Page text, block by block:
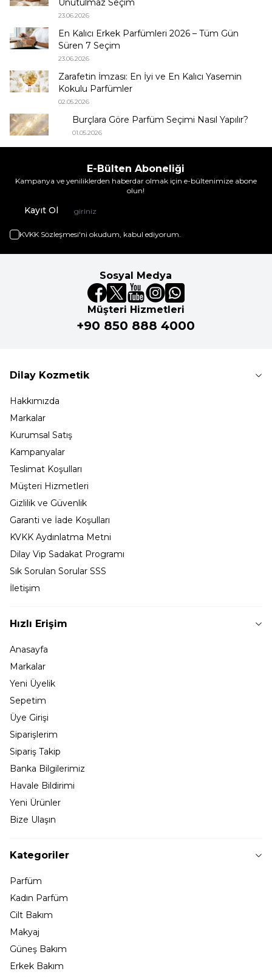
Unutulmaz Seçim
23.06.2026
En Kalıcı Erkek Parfümleri 2026 – Tüm Gün
Süren 7 Seçim
23.06.2026
Zarafetin İmzası: En İyi ve En Kalıcı Yasemin
Kokulu Parfümler
02.05.2026
Burçlara Göre Parfüm Seçimi Nasıl Yapılır?
01.05.2026
E-Bülten Aboneliği
Kampanya ve yeniliklerden haberdar olmak için e-bültenimize abone
olun!
Kayıt Ol
KVKK Sözleşmesi'ni okudum, kabul ediyorum.
Sosyal Medya
Müşteri Hizmetleri
+90 850 888 4000
Dilay Kozmetik
Hakkımızda
Markalar
Kurumsal Satış
Kampanyalar
Teslimat Koşulları
Müşteri Hizmetleri
Gizlilik ve Güvenlik
Garanti ve İade Koşulları
KVKK Aydınlatma Metni
Dilay Vip Sadakat Programı
Sık Sorulan Sorular SSS
İletişim
Hızlı Erişim
Anasayfa
Markalar
Yeni Üyelik
Sepetim
Üye Girişi
Siparişlerim
Sipariş Takip
Banka Bilgilerimiz
Havale Bildirimi
Yeni Ürünler
Bize Ulaşın
Kategoriler
Parfüm
Kadın Parfüm
Cilt Bakım
Makyaj
Güneş Bakım
Erkek Bakım